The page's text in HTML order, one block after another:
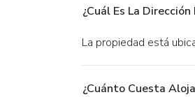
¿Cuál Es La
La propiedad está
¿Cuánto Cuesta